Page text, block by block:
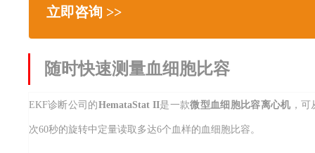
立即咨询 >>
随时快速测量血细胞比容
EKF诊断公司的HemataStat II是一款微型血细胞比容离心机 ，
次60秒的旋转中定量读取多达6个血样的血细胞比容。